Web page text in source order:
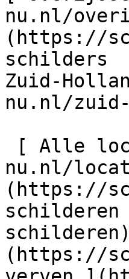
nu.nl/
(https://
schilders
Zuid-
nu.nl/
nu.nl/
(https://
(https://